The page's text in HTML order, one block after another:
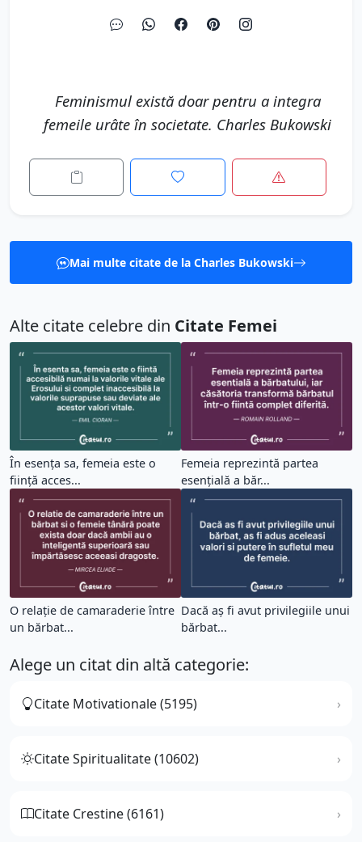
Feminismul există doar pentru a integra
femeile urâte în societate. Charles Bukowski
Mai multe citate de la Charles Bukowski
Alte citate celebre din Citate Femei
În esența sa, femeia este o
ființă acces...
Femeia reprezintă partea
esențială a băr...
O relație de camaraderie între
un bărbat...
Dacă aș fi avut privilegiile unui
bărbat...
Alege un citat din altă categorie:
Citate Motivationale (5195)
Citate Spiritualitate (10602)
Citate Crestine (6161)